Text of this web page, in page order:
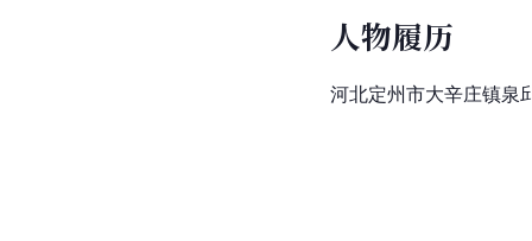
人物履历
河北定州市大辛庄镇泉